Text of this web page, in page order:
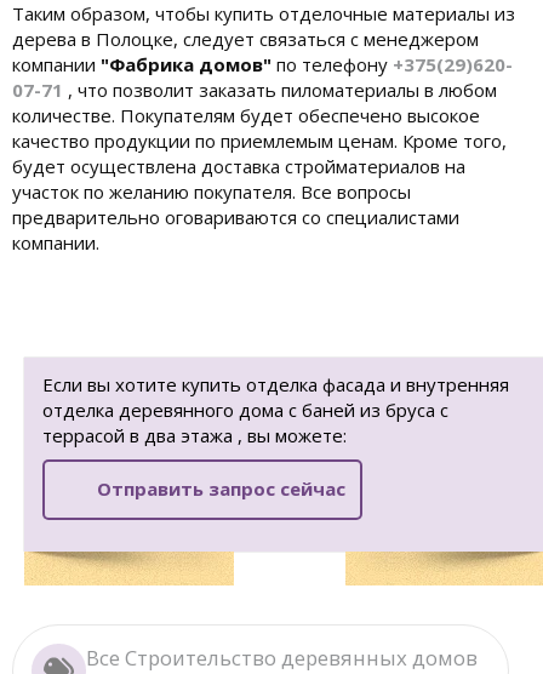
Таким образом, чтобы купить отделочные материалы из
дерева в Полоцке, следует связаться с менеджером
компании "Фабрика домов" по телефону +375(29)620-
07-71 , что позволит заказать пиломатериалы в любом
количестве. Покупателям будет обеспечено высокое
качество продукции по приемлемым ценам. Кроме того,
будет осуществлена доставка стройматериалов на
участок по желанию покупателя. Все вопросы
предварительно оговариваются со специалистами
компании.
Если вы хотите купить отделка фасада и внутренняя
отделка деревянного дома с баней из бруса с
террасой в два этажа , вы можете:
Отправить запрос сейчас
Все Строительство деревянных домов